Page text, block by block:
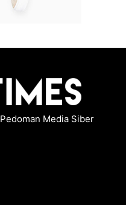
Pedoman Media Siber